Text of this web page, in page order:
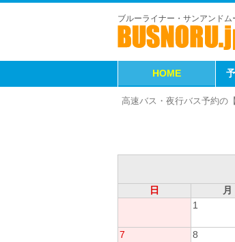
ブルーライナー・サンアンド
HOME
高速バス・夜行バス予約の
日
月
1
7 8